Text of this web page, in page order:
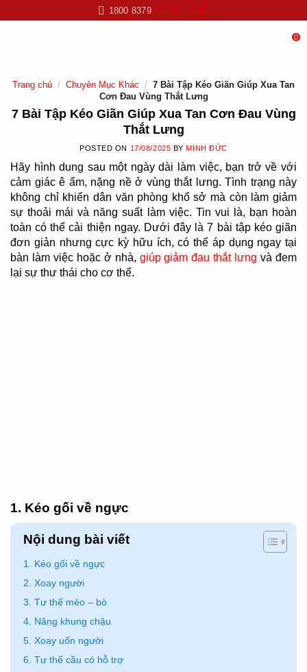
to
1800 8379
0
Trang chủ / Chuyên Mục Khác / 7 Bài Tập Kéo Giãn Giúp Xua Tan
Cơn Đau Vùng Thắt Lưng
7 Bài Tập Kéo Giãn Giúp Xua Tan Cơn Đau Vùng
Thắt Lưng
POSTED ON 17/08/2025 BYMINH ĐỨC
Hãy hình dung sau một ngày dài làm việc, bạn trở về với
cảm giác ê ẩm, nặng nề ở vùng thắt lưng. Tình trạng này
không chỉ khiến dân văn phòng khổ sở mà còn làm giảm
sự thoải mái và năng suất làm việc. Tin vui là, bạn hoàn
toàn có thể cải thiện ngay. Dưới đây là 7 bài tập kéo giãn
đơn giản nhưng cực kỳ hữu ích, có thể áp dụng ngay tại
bàn làm việc hoặc ở nhà, giúp giảm đau thắt lưng và đem
lại sự thư thái cho cơ thể.
1. Kéo gối về ngực
Nội dung bài viết
1. Kéo gối về ngực
2. Xoay người
3. Tư thế mèo – bò
4. Nâng khung chậu
5. Xoay uốn người
6. Tư thế cầu có hỗ trợ